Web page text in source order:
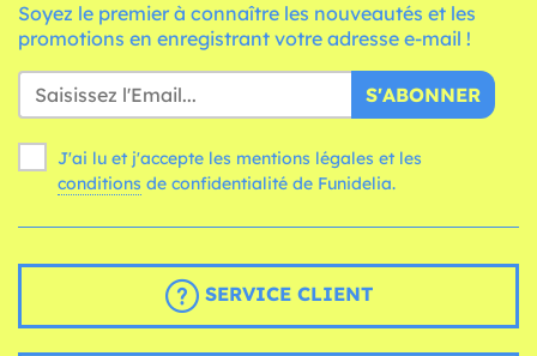
Soyez le premier à connaître les nouveautés et les
promotions en enregistrant votre adresse e-mail !
S'ABONNER
J'ai lu et j'accepte les mentions légales et les
conditions de confidentialité de Funidelia.
SERVICE CLIENT